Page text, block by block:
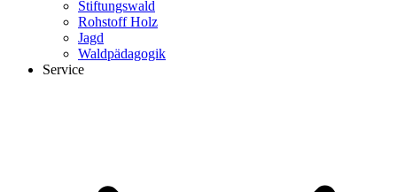
Stiftungswald
Rohstoff Holz
Jagd
Waldpädagogik
Service